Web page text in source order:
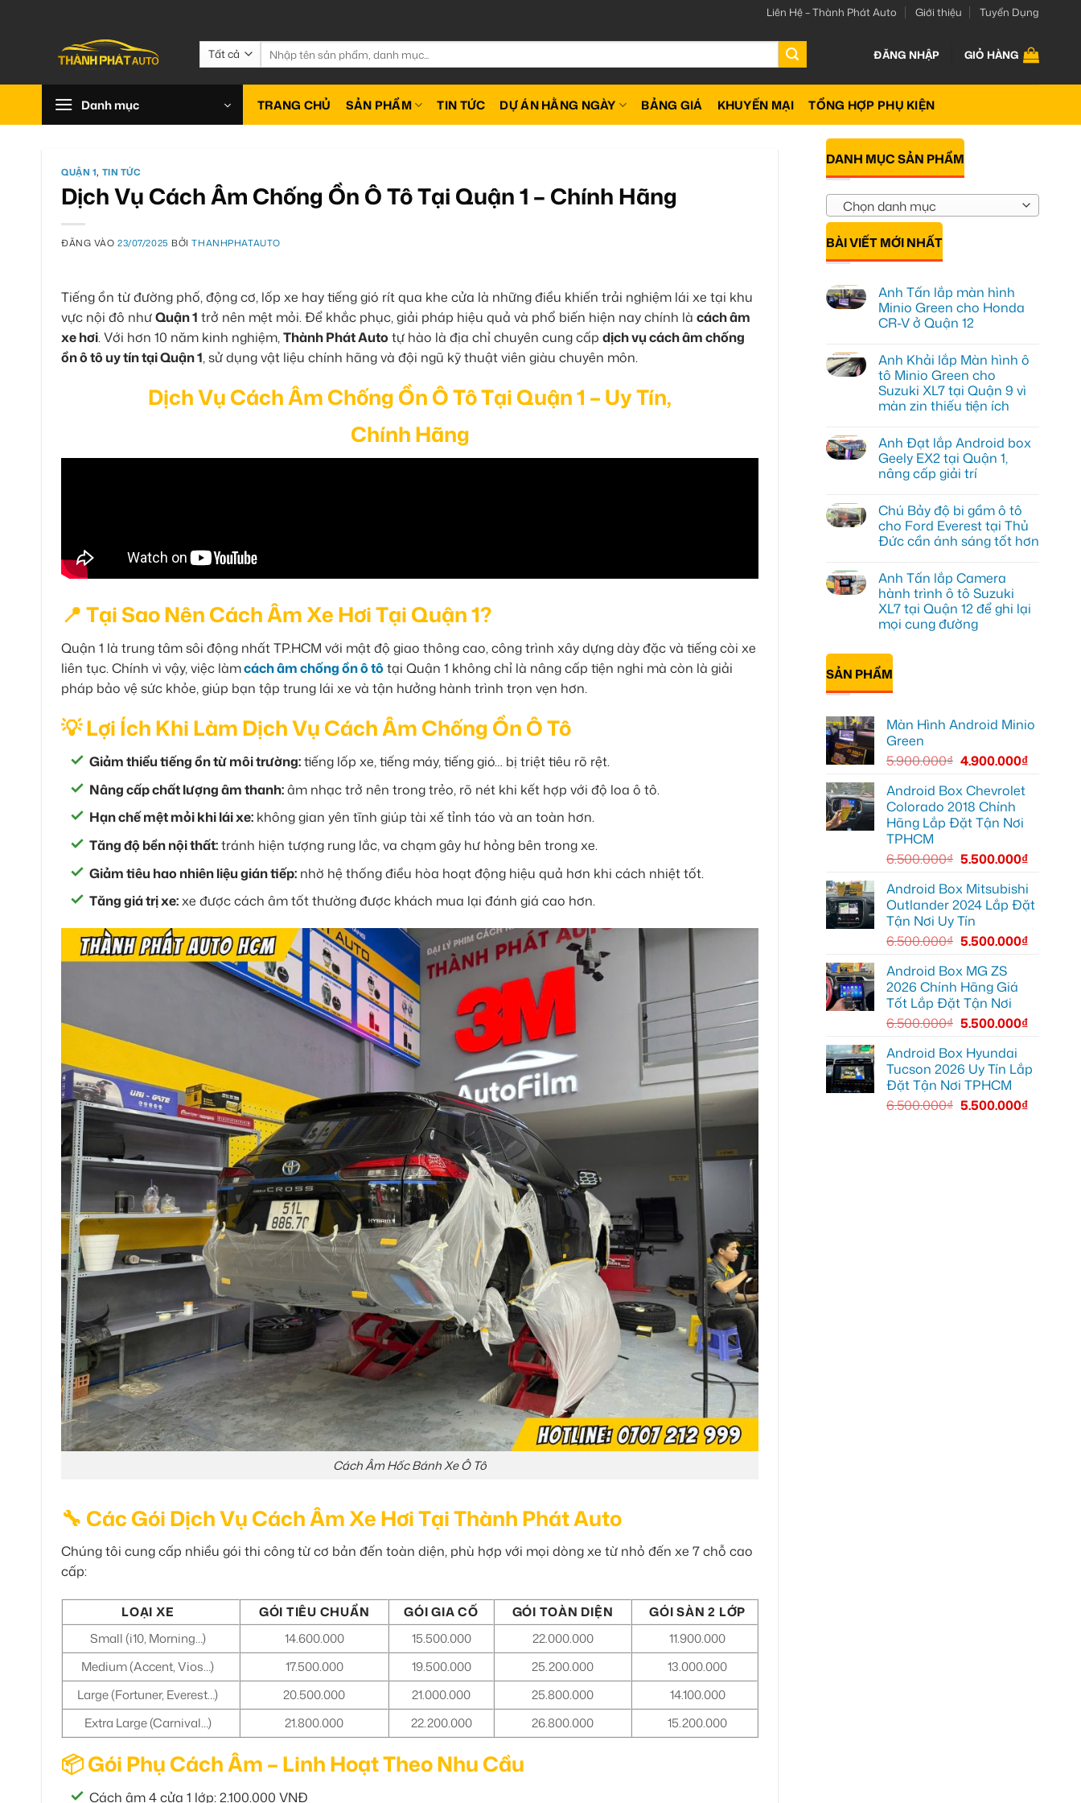
Liên Hệ – Thành Phát Auto Giới thiệu Tuyển Dụng
Tìm
kiếm:
ĐĂNG NHẬP GIỎ HÀNG
Danh mục TRANG CHỦ SẢN PHẨM TIN TỨC DỰ ÁN HẰNG NGÀY BẢNG GIÁ KHUYẾN MẠI TỔNG HỢP PHỤ KIỆN
QUẬN 1, TIN TỨC
Dịch Vụ Cách Âm Chống Ồn Ô Tô Tại Quận 1 – Chính Hãng
ĐĂNG VÀO23/07/2025 BỞITHANHPHATAUTO
Tiếng ồn từ đường phố, động cơ, lốp xe hay tiếng gió rít qua khe cửa là những điều khiến trải nghiệm lái xe tại khu
vực nội đô nhưQuận 1 trở nên mệt mỏi. Để khắc phục, giải pháp hiệu quả và phổ biến hiện nay chính là cách âm
xe hơi. Với hơn 10 năm kinh nghiệm,Thành Phát Auto tự hào là địa chỉ chuyên cung cấp dịch vụ cách âm chống
ồn ô tô uy tín tại Quận 1, sử dụng vật liệu chính hãng và đội ngũ kỹ thuật viên giàu chuyên môn.
Dịch Vụ Cách Âm Chống Ồn Ô Tô Tại Quận 1 – Uy Tín,
Chính Hãng
📍 Tại Sao Nên Cách Âm Xe Hơi Tại Quận 1?
Quận 1 là trung tâm sôi động nhất TP.HCM với mật độ giao thông cao, công trình xây dựng dày đặc và tiếng còi xe
liên tục. Chính vì vậy, việc làmcách âm chống ồn ô tôtại Quận 1 không chỉ là nâng cấp tiện nghi mà còn là giải
pháp bảo vệ sức khỏe, giúp bạn tập trung lái xe và tận hưởng hành trình trọn vẹn hơn.
💡 Lợi Ích Khi Làm Dịch Vụ Cách Âm Chống Ồn Ô Tô
Giảm thiểu tiếng ồn từ môi trường:tiếng lốp xe, tiếng máy, tiếng gió… bị triệt tiêu rõ rệt.
Nâng cấp chất lượng âm thanh:âm nhạc trở nên trong trẻo, rõ nét khi kết hợp với độ loa ô tô.
Hạn chế mệt mỏi khi lái xe: không gian yên tĩnh giúp tài xế tỉnh táo và an toàn hơn.
Tăng độ bền nội thất:tránh hiện tượng rung lắc, va chạm gây hư hỏng bên trong xe.
Giảm tiêu hao nhiên liệu gián tiếp: nhờ hệ thống điều hòa hoạt động hiệu quả hơn khi cách nhiệt tốt.
Tăng giá trị xe:xe được cách âm tốt thường được khách mua lại đánh giá cao hơn.
Cách Âm Hốc Bánh Xe Ô Tô
🔧 Các Gói Dịch Vụ Cách Âm Xe Hơi Tại Thành Phát Auto
Chúng tôi cung cấp nhiều gói thi công từ cơ bản đến toàn diện, phù hợp với mọi dòng xe từ nhỏ đến xe 7 chỗ cao
cấp:
LOẠI XE GÓI TIÊU CHUẨN GÓI GIA CỐ GÓI TOÀN DIỆN
GÓI SÀN 2 LỚP
Small (i10, Morning…)
14.600.000 15.500.000 22.000.000
11.900.000
Medium (Accent, Vios…)
17.500.000 19.500.000 25.200.000
13.000.000
Large (Fortuner, Everest…)
20.500.000 21.000.000 25.800.000
14.100.000
Extra Large (Carnival…)
21.800.000 22.200.000 26.800.000 15.200.000
📦 Gói Phụ Cách Âm – Linh Hoạt Theo Nhu Cầu
Cách âm 4 cửa 1 lớp: 2.100.000 VNĐ
DANH MỤC SẢN PHẨM
Chọn danh mục
BÀI VIẾT MỚI NHẤT
Anh Tấn lắp màn hình
Minio Green cho Honda
CR-V ở Quận 12
bình
luận
ở
Anh
Tấn
lắp
Minio
Green
cho
Honda
ở
Quận
12
Anh Khải lắp Màn hình ô
tô Minio Green cho
Suzuki XL7 tại Quận 9 vì
màn zin thiếu tiện ích
bình
luận
ở
Anh
Màn
hình
ô
tô
Minio
Suzuki
XL7
tại
Quận
9
vì
zin
tiện
Anh Đạt lắp Android box
Geely EX2 tại Quận 1,
nâng cấp giải trí
bình
luận
ở
Anh
Android
box
Geely
EX2
tại
Quận
cấp
giải
trí
Chú Bảy độ bi gầm ô tô
cho Ford Everest tại Thủ
Đức cần ánh sáng tốt hơn
bình
luận
ở
Chú
Bảy
độ
gầm
tô
cho
Ford
Thủ
Đức
cần
ánh
sáng
hơn
Anh Tấn lắp Camera
hành trình ô tô Suzuki
XL7 tại Quận 12 để ghi lại
mọi cung đường
có
luận
ở
Anh
Camera
hành
trình
XL7
tại
Quận
ghi
mọi
SẢN PHẨM
Màn Hình Android Minio
Green
5.900.000₫ 4.900.000₫
Android Box Chevrolet
Colorado 2018 Chính
Hãng Lắp Đặt Tận Nơi
TPHCM
6.500.000₫ 5.500.000₫
Android Box Mitsubishi
Outlander 2024 Lắp Đặt
Tận Nơi Uy Tín
6.500.000₫ 5.500.000₫
Android Box MG ZS
2026 Chính Hãng Giá
Tốt Lắp Đặt Tận Nơi
6.500.000₫ 5.500.000₫
Android Box Hyundai
Tucson 2026 Uy Tín Lắp
Đặt Tận Nơi TPHCM
6.500.000₫ 5.500.000₫